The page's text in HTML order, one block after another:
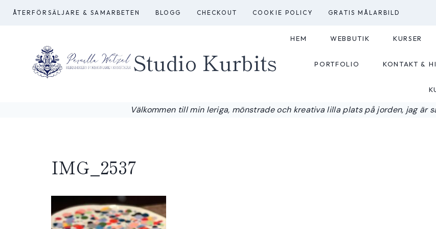
Skip
ÅTERFÖRSÄLJARE & SAMARBETEN BLOGG CHECKOUT COOKIE POLICY GRATIS MÅLARBILD
Studio Kurbits
HEM WEBBUTIK KURSER
PORTFOLIO KONTAKT &
Välkommen till min leriga, mönstrade och kreativa lilla plats på jorden, jag är
IMG_2537